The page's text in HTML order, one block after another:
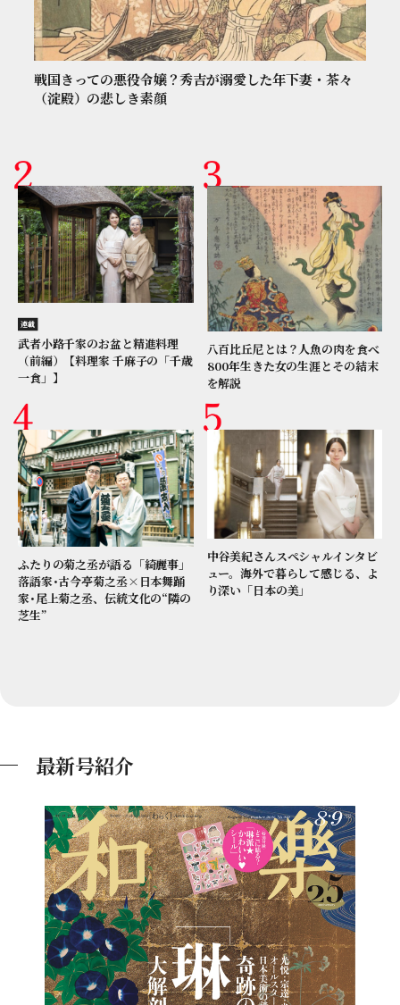
戦国きっての悪役令嬢？秀吉が溺愛した年下妻・茶々
（淀殿）の悲しき素顔
連載
武者小路千家のお盆と精進料理
（前編）【料理家 千麻子の「千歳
一食」】
八百比丘尼とは？人魚の肉を食べ
800年生きた女の生涯とその結末
を解説
ふたりの菊之丞が語る「綺麗事」
落語家･古今亭菊之丞×日本舞踊
家･尾上菊之丞、伝統文化の“隣の
芝生”
中谷美紀さんスペシャルインタビ
ュー。海外で暮らして感じる、よ
り深い「日本の美」
最新号紹介